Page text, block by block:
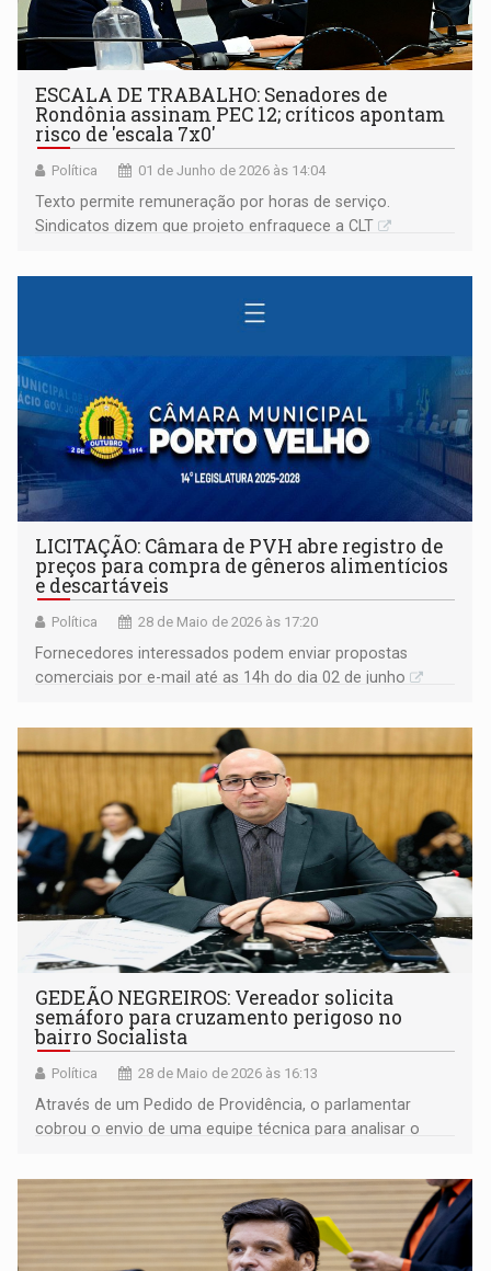
ESCALA DE TRABALHO: Senadores de
Rondônia assinam PEC 12; críticos apontam
risco de 'escala 7x0'
Política 01 de Junho de 2026 às 14:04
Texto permite remuneração por horas de serviço.
Sindicatos dizem que projeto enfraquece a CLT
LICITAÇÃO: Câmara de PVH abre registro de
preços para compra de gêneros alimentícios
e descartáveis
Política 28 de Maio de 2026 às 17:20
Fornecedores interessados podem enviar propostas
comerciais por e-mail até as 14h do dia 02 de junho
GEDEÃO NEGREIROS: Vereador solicita
semáforo para cruzamento perigoso no
bairro Socialista
Política 28 de Maio de 2026 às 16:13
Através de um Pedido de Providência, o parlamentar
cobrou o envio de uma equipe técnica para analisar o